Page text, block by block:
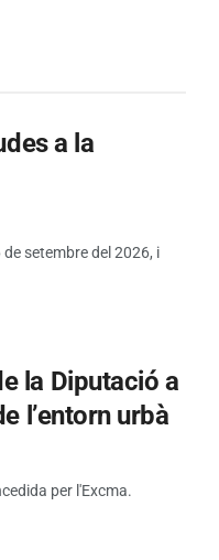
a la
setembre del 2026, i
la Diputació a
l’entorn urbà
per l'Excma.